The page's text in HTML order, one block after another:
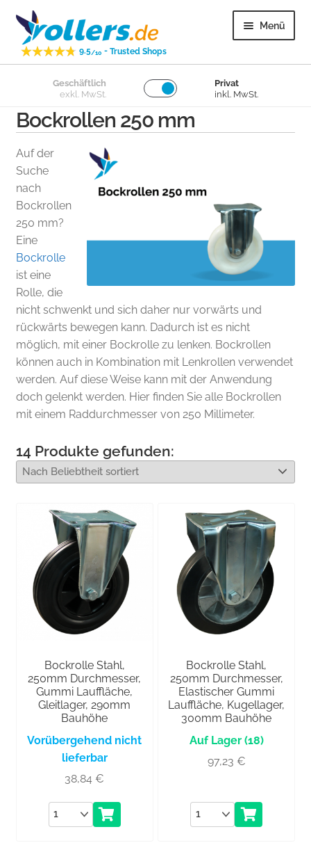
Zur
Navigation
springen
Zum
Inhalt
springen
9.5/10 - Trusted Shops
Menü
Lenkrollen
Bockrollen
Lose Räder
Überige
Kundenservice
Geschäftlich
exkl. MwSt.
Privat
inkl. MwSt.
Bockrollen 250 mm
Auf der
Suche
nach
Bockrollen
250 mm?
Eine
Bockrolle
ist eine
Rolle, die
nicht schwenkt und sich daher nur vorwärts und
rückwärts bewegen kann. Dadurch ist es nicht
möglich, mit einer Bockrolle zu lenken. Bockrollen
können auch in Kombination mit Lenkrollen verwendet
werden. Auf diese Weise kann mit der Anwendung
doch gelenkt werden. Hier finden Sie alle Bockrollen
mit einem Raddurchmesser von 250 Millimeter.
14 Produkte gefunden:
Bockrolle Stahl,
250mm Durchmesser,
Gummi Lauffläche,
Gleitlager, 290mm
Bauhöhe
Vorübergehend nicht
lieferbar
38,84€
Anzahl
Bockrolle Stahl,
250mm Durchmesser,
Elastischer Gummi
Lauffläche, Kugellager,
300mm Bauhöhe
(18)
97,23 €
Anzahl